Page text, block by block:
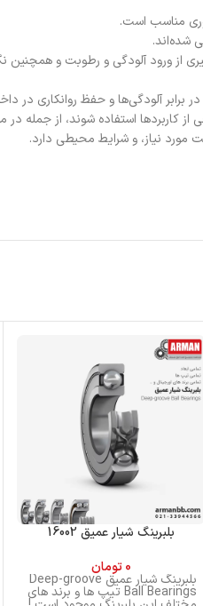
مناسب است.
شده‌اند.
از ورود آلودگی و رطوبت و
برابر آلودگی‌ها و حفظ روانکاری در
استفاده شوند، از جمله در
مورد نیاز، و شرایط محیطی دارد.
بلبرینگ شیار عمیق 16002
0تومان
بلبرینگ شیار عمیق Deep-groove
Ball Bearings تیپ ها و برند های